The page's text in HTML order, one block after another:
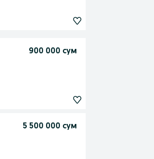
900 000 сум
5 500 000 сум